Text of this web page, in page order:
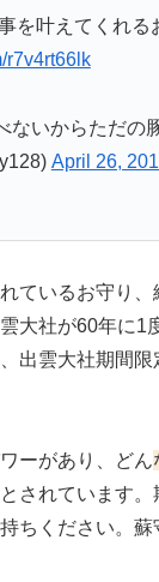
を叶えてくれる
r7v4rt66lk
ないからただの
April 26,
ているお守り
大社が60年に1
出雲大社期間
ーがあり、どん
されています
ちください。蘇